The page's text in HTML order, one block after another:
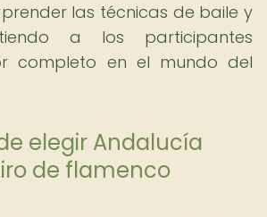
las técnicas de baile y
a los participantes
completo en el mundo del
elegir Andalucía
de flamenco